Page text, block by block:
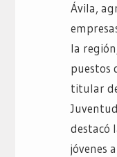
Ávila,
la
puestos
titular
destacó
jóvenes